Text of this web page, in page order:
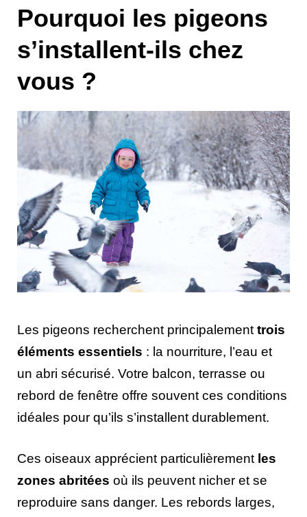
Pourquoi les pigeons
s’installent-ils chez
vous ?
Les pigeons recherchent principalement trois
éléments essentiels : la nourriture, l’eau et
un abri sécurisé. Votre balcon, terrasse ou
rebord de fenêtre offre souvent ces conditions
idéales pour qu’ils s’installent durablement.
Ces oiseaux apprécient particulièrement les
zones abritées où ils peuvent nicher et se
reproduire sans danger. Les rebords larges,